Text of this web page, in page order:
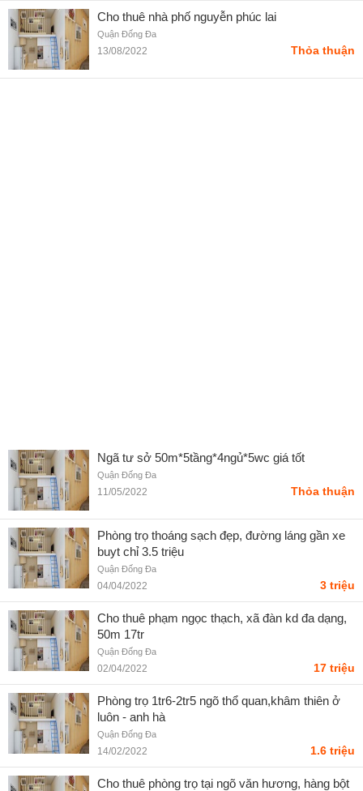
Cho thuê nhà phố nguyễn phúc lai
Quận Đống Đa
13/08/2022 Thỏa thuận
Ngã tư sở 50m*5tầng*4ngủ*5wc giá tốt
Quận Đống Đa
11/05/2022 Thỏa thuận
Phòng trọ thoáng sạch đẹp, đường láng gần xe
buyt chỉ 3.5 triệu
Quận Đống Đa
04/04/2022 3 triệu
Cho thuê phạm ngọc thạch, xã đàn kd đa dạng,
50m 17tr
Quận Đống Đa
02/04/2022 17 triệu
Phòng trọ 1tr6-2tr5 ngõ thổ quan,khâm thiên ở
luôn - anh hà
Quận Đống Đa
14/02/2022 1.6 triệu
Cho thuê phòng trọ tại ngõ văn hương, hàng bột